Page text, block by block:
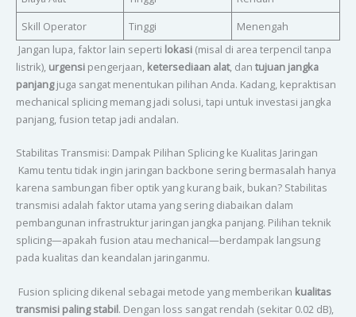
Skill Operator
Tinggi
Menengah
Jangan lupa, faktor lain seperti lokasi(misal di area terpencil tanpa
listrik), urgensipengerjaan, ketersediaan alat, dan tujuan jangka
panjangjuga sangat menentukan pilihan Anda. Kadang, kepraktisan
mechanical splicing memang jadi solusi, tapi untuk investasi jangka
panjang, fusion tetap jadi andalan.
Stabilitas Transmisi: Dampak Pilihan Splicing ke Kualitas Jaringan
Kamu tentu tidak ingin jaringan backbone sering bermasalah hanya
karena sambungan fiber optik yang kurang baik, bukan? Stabilitas
transmisi adalah faktor utama yang sering diabaikan dalam
pembangunan infrastruktur jaringan jangka panjang. Pilihan teknik
splicing—apakah fusion atau mechanical—berdampak langsung
pada kualitas dan keandalan jaringanmu.
Fusion splicing dikenal sebagai metode yang memberikan kualitas
transmisi paling stabil. Dengan loss sangat rendah (sekitar 0.02 dB),